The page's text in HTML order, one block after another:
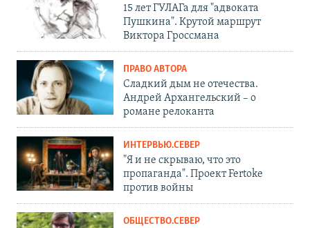
15 лет ГУЛАГа для "адвоката
Пушкина". Крутой маршрут
Виктора Гроссмана
ПРАВО АВТОРА
Сладкий дым не отечества.
Андрей Архангельский – о
романе релоканта
ИНТЕРВЬЮ.СЕВЕР
"Я и не скрываю, что это
пропаганда". Проект Fertoke
против войны
ОБЩЕСТВО.СЕВЕР